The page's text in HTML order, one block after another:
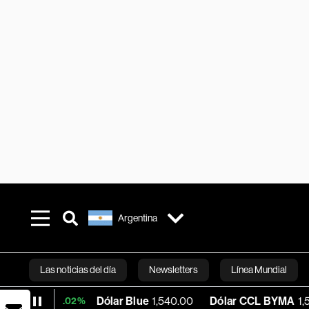
Argentina
Las noticias del día Newsletters Línea Mundial
Bloomberg
Dólar Blue 1,540.00 Dólar CCL BYMA 1,575.06